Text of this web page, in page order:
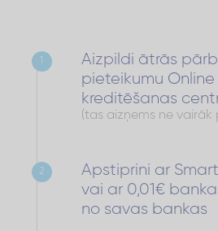
Aizpildi ātrās
pieteikumu
kreditēšanas
(tas aizņems ne vairāk
2
Apstiprini ar
vai ar 0,01€
no savas bankas